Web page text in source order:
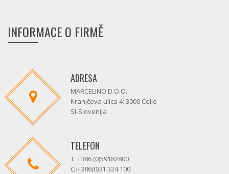
INFORMACE O FIRMĚ
ADRESA
MARCELINO D.O.O.
Kranjčeva ulica 4; 3000 Celje
SI-Slovenija
TELEFON
T: +386 (0)59182800
G:+386(0)31 324 100